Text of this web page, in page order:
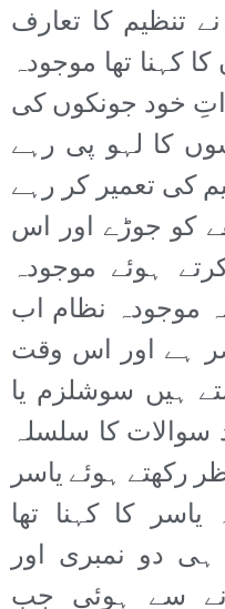
تنظیم کا تعارف
کہنا تھا موجودہ
خود جونکوں کی
کا لہو پی رہے
کی تعمیر کر رہے
کو جوڑے اور اس
ہوئے موجودہ
موجودہ نظام اب
ہے اور اس وقت
ہیں سوشلزم یا
کا سلسلہ
رکھتے ہوئے یاسر
کا کہنا تھا
ہی دو نمبری اور
سے ہوئی جب